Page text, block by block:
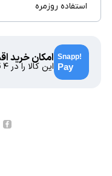
استفاده روزمره
امکان خرید
این کالا را در ۴ قسط